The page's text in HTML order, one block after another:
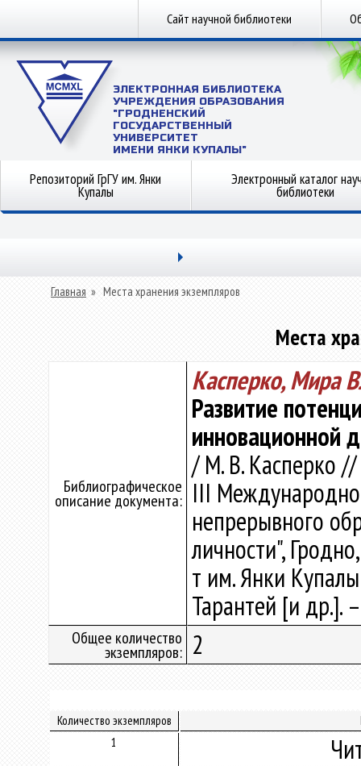
Сайт научной библиотеки
ЭЛЕКТРОННАЯ БИБЛИОТЕКА
УЧРЕЖДЕНИЯ ОБРАЗОВАНИЯ
"ГРОДНЕНСКИЙ
ГОСУДАРСТВЕННЫЙ
УНИВЕРСИТЕТ
ИМЕНИ ЯНКИ КУПАЛЫ"
Репозиторий ГрГУ им. Янки
Купалы
Электронный каталог
библиотеки
Главная » Места хранения экземпляров
Места
Библиографическое
описание документа:
Касперко, Мира
Развитие
инновационной
/ М. В. Касперко //
III
непрерывного
личности",
т им. Янки
Тарантей [и др.].
Общее количество
экземпляров: 2
Количество экземпляров
1